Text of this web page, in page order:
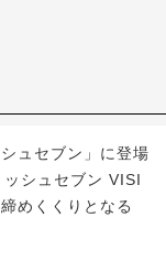
ュセブン」に登場
シュセブン VISI
めくくりとなる